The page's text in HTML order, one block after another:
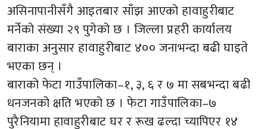
असिनापानीसँगै आइतबार साँझ आएको हावाहुरीबाट
मर्नेको संख्या २९ पुगेको छ । जिल्ला प्रहरी कार्यालय
बाराका अनुसार हावाहुरीबाट ४०० जनाभन्दा बढी घाइते
भएका छन् ।
बाराको फेटा गाउँपालिका–१, ३, ६ र ७ मा सबभन्दा बढी
धनजनको क्षति भएको छ । फेटा गाउँपालिका–७
पुरैनियामा हावाहुरीबाट घर र रूख ढल्दा च्यापिएर १४